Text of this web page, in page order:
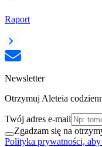
Raport
Newsletter
Otrzymuj Aleteia
Twój adres e-mail
Zgadzam się na
Polityka prywatności,